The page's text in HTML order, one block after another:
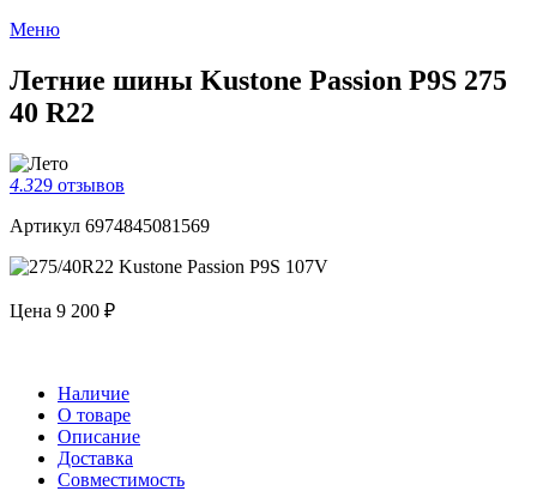
Меню
Летние шины Kustone Passion P9S 275
40 R22
4.329 отзывов
Артикул 6974845081569
Цена 9 200 ₽
Наличие
О товаре
Описание
Доставка
Совместимость